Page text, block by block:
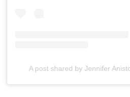
A post shared by Jennifer